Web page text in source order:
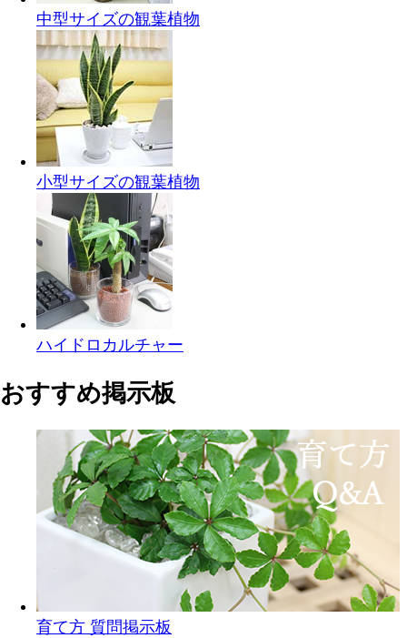
中型サイズの観葉植物
小型サイズの観葉植物
ハイドロカルチャー
おすすめ掲示板
育て方 質問掲示板